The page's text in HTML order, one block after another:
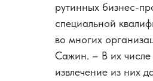
рутинных бизнес-
специальной
во многих
Сажин. – В их числе
извлечение из них